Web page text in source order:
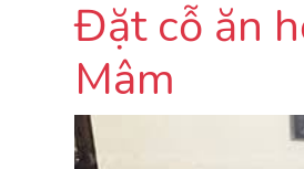
Đặt cỗ ăn
Mâm